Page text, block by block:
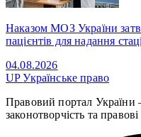
Наказом МОЗ України
пацієнтів для надання
04.08.2026
UPУкраїнське право
Правовий портал України
законотворчість та